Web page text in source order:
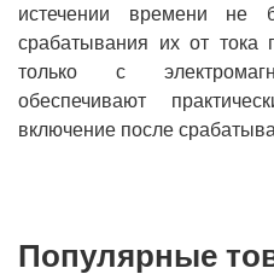
истечении времени не
срабатывания их от тока
только с
обеспечивают
включение после
Популярные